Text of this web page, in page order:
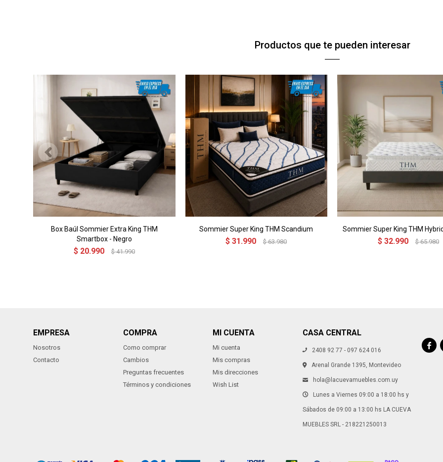
Productos que te pueden interesar
Box Baúl Sommier Extra King THM
Smartbox - Negro
$ 20.990 $ 41.990
Sommier Super King THM Scandium
$ 31.990 $ 63.980
Sommier Super King THM
$ 32.990 $ 65.980
EMPRESA
Nosotros
Contacto
COMPRA
Como comprar
Cambios
Preguntas frecuentes
Términos y condiciones
MI CUENTA
Mi cuenta
Mis compras
Mis direcciones
Wish List
CASA CENTRAL
2408 92 77 - 097 624 016
Arenal Grande 1395, Montevideo
hola@lacuevamuebles.com.uy
Lunes a Viernes 09:00 a 18:00 hs y
Sábados de 09:00 a 13:00 hs LA CUEVA
MUEBLES SRL - 218221250013
